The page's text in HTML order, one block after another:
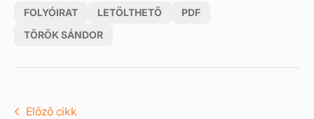
FOLYÓIRAT LETÖLTHETŐ
PDF
TÖRÖK SÁNDOR
Előző cikk